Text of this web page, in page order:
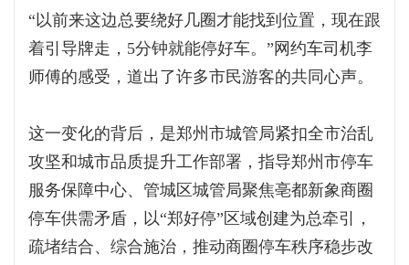
“以前来这边总要绕好几圈才能找到位置，现在跟
着引导牌走，5分钟就能停好车。”网约车司机李
师傅的感受，道出了许多市民游客的共同心声。
这一变化的背后，是郑州市城管局紧扣全市治乱
攻坚和城市品质提升工作部署，指导郑州市停车
服务保障中心、管城区城管局聚焦亳都新象商圈
停车供需矛盾，以“郑好停”区域创建为总牵引，
疏堵结合、综合施治，推动商圈停车秩序稳步改